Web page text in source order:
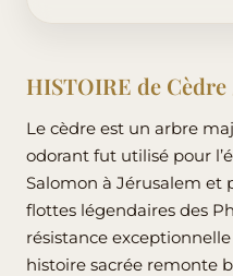
HISTOIRE de
Le cèdre est un arbre
odorant fut utilisé pour
Salomon à Jérusalem et
flottes légendaires des
résistance
histoire sacrée remonte